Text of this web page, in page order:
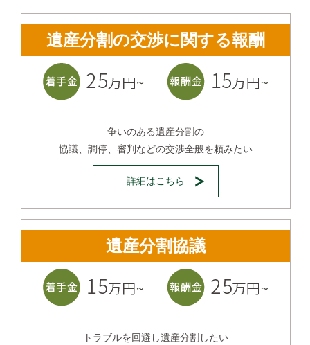
遺産分割の交渉に関する報酬
争いのある遺産分割の
協議、調停、審判などの交渉全般を頼みたい
詳細はこちら
遺産分割協議
トラブルを回避し遺産分割したい